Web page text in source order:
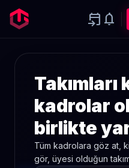
event_upcoming notifications
kadrolar
birlikte
Tüm kadrolara göz at,
gör, üyesi olduğun